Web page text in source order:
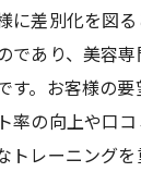
差別化を図
あり、美容
。お客様の
の向上や口
レーニング